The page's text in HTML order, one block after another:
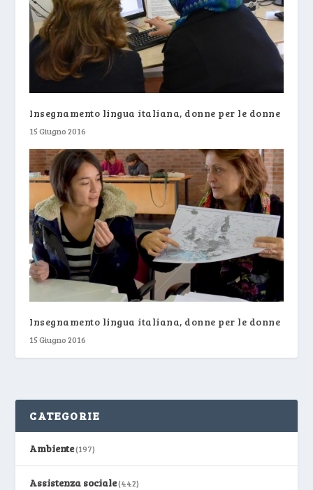
Insegnamento lingua italiana, donne per le donne
15 Giugno 2016
Insegnamento lingua italiana, donne per le donne
15 Giugno 2016
CATEGORIE
Ambiente(197)
Assistenza sociale(442)